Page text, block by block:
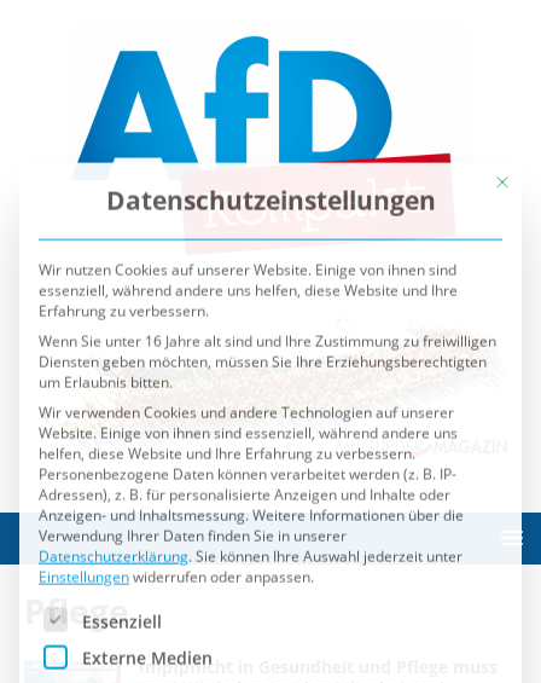
Pflege
Impfpflicht in Gesundheit und Pflege muss
Datenschutzeinstellungen
Wir nutzen Cookies auf unserer Website. Einige von ihnen sind
essenziell, während andere uns helfen, diese Website und Ihre
Erfahrung zu verbessern.
Wenn Sie unter 16 Jahre alt sind und Ihre Zustimmung zu freiwilligen
Diensten geben möchten, müssen Sie Ihre Erziehungsberechtigten
um Erlaubnis bitten.
Wir verwenden Cookies und andere Technologien auf unserer
Website. Einige von ihnen sind essenziell, während andere uns
helfen, diese Website und Ihre Erfahrung zu verbessern.
Personenbezogene Daten können verarbeitet werden (z. B. IP-
Adressen), z. B. für personalisierte Anzeigen und Inhalte oder
Anzeigen- und Inhaltsmessung.Weitere Informationen über die
Verwendung Ihrer Daten finden Sie in unserer
Datenschutzerklärung.Sie können Ihre Auswahl jederzeit unter
Einstellungenwiderrufen oder anpassen.
Es folgt eine Liste der Service-Gruppen, für die eine
Essenziell
Externe Medien
Speichern